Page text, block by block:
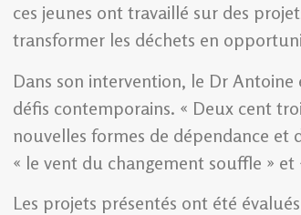
ces jeunes ont travaillé sur des
transformer les déchets en
Dans son intervention, le Dr
défis contemporains. « Deux cent
nouvelles formes de dépendance et
« le vent du changement souffle » et
Les projets présentés ont été